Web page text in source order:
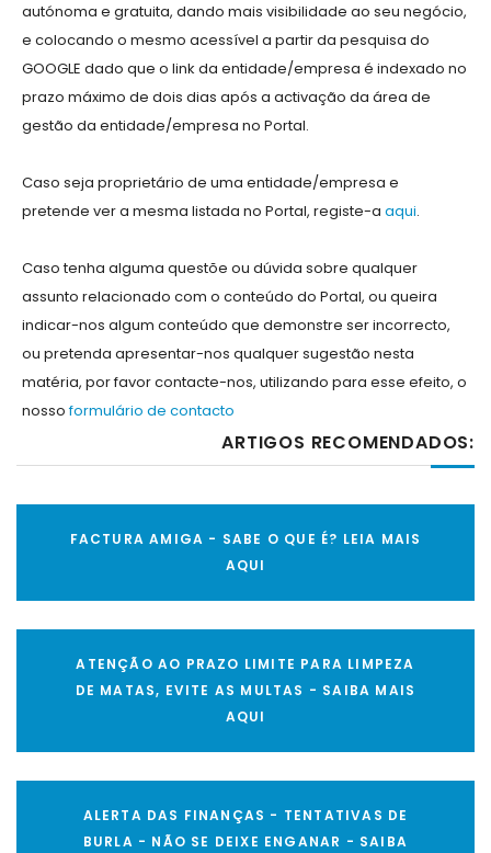
autónoma e gratuita, dando mais visibilidade ao seu negócio,
e colocando o mesmo acessível a partir da pesquisa do
GOOGLE dado que o link da entidade/empresa é indexado no
prazo máximo de dois dias após a activação da área de
gestão da entidade/empresa no Portal.
Caso seja proprietário de uma entidade/empresa e
pretende ver a mesma listada no Portal, registe-a aqui.
Caso tenha alguma questõe ou dúvida sobre qualquer
assunto relacionado com o conteúdo do Portal, ou queira
indicar-nos algum conteúdo que demonstre ser incorrecto,
ou pretenda apresentar-nos qualquer sugestão nesta
matéria, por favor contacte-nos, utilizando para esse efeito, o
nossoformulário de contacto
ARTIGOS RECOMENDADOS:
FACTURA AMIGA - SABE O QUE É? LEIA MAIS
AQUI
ATENÇÃO AO PRAZO LIMITE PARA LIMPEZA
DE MATAS, EVITE AS MULTAS - SAIBA MAIS
AQUI
ALERTA DAS FINANÇAS - TENTATIVAS DE
BURLA - NÃO SE DEIXE ENGANAR - SAIBA